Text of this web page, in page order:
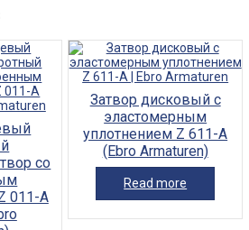
со
011-A
Затвор дисковый с
эластомерным
уплотнением Z 611-A
(Ebro Armaturen)
Read more